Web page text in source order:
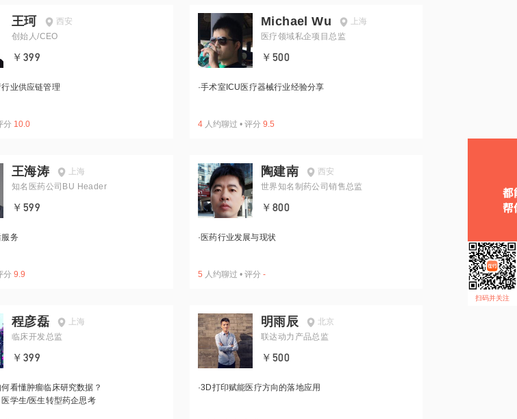
王珂
西安
创始人/CEO
￥399
业供应链管理
分 10.0
Michael Wu
上海
医疗领域私企项目总监
￥500
·手术室ICU医疗器械行业经验分享
4 人约聊过 • 评分 9.5
王海涛
上海
知名医药公司BU Header
￥599
务
分 9.9
陶建南
西安
世界知名制药公司销售总监
￥800
· 医药行业发展与现状
5 人约聊过 • 评分 -
程彦磊
上海
临床开发总监
￥399
看懂肿瘤临床研究数据？
学生/医生转型药企思考
明雨辰
北京
联达动力产品总监
￥500
·3D打印赋能医疗方向的落地应用
扫码并关注